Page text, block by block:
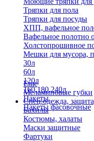
Тряпки для пола
Тряпки для посуды
ХПП, вафельное
Вафельное полотно
Холстопрошивное
Мешки для мусора,
30л
60л
120л
160,180,240л
Пакеты
Пакеты фасовочные
Еще
Меламиновые губки
Спец.одежда,
Бахилы
Костюмы, халаты
Маски защитные
Фартуки